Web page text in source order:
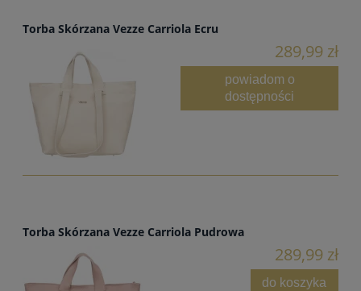
Torba Skórzana Vezze Carriola Ecru
289,99 zł
powiadom o
dostępności
Torba Skórzana Vezze Carriola Pudrowa
289,99 zł
do koszyka